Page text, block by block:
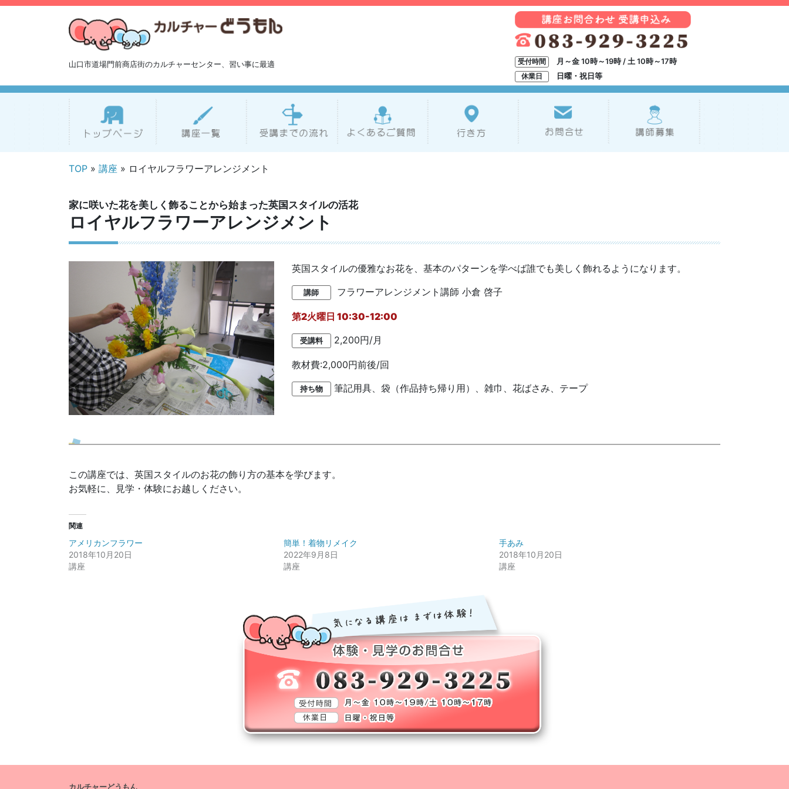
山口市道場門前商店街のカルチャーセンター、習い事に最適 受付時間 月～金 10時～19時 / 土 10時～17時
休業日 日曜・祝日等
TOP » 講座 » ロイヤルフラワーアレンジメント
家に咲いた花を美しく飾ることから始まった英国スタイルの活花
ロイヤルフラワーアレンジメント
英国スタイルの優雅なお花を、基本のパターンを学べば誰でも美しく飾れるようになります。
講師 フラワーアレンジメント講師 小倉 啓子
第2火曜日 10:30-12:00
受講料 2,200円/月
教材費:2,000円前後/回
持ち物 筆記用具、袋（作品持ち帰り用）、雑巾、花ばさみ、テープ
この講座では、英国スタイルのお花の飾り方の基本を学びます。
お気軽に、見学・体験にお越しください。
関連
アメリカンフラワー
2018年10月20日
講座
簡単！着物リメイク
2022年9月8日
講座
手あみ
2018年10月20日
講座
カルチャーどうもん